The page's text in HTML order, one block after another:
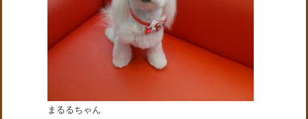
まるるちゃん